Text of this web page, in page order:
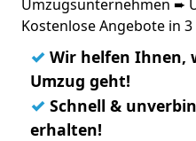
Umzugsunternehmen ➨
Kostenlose Angebote in 3
✓ Wir helfen Ihnen,
Umzug geht!
✓ Schnell &
erhalten!